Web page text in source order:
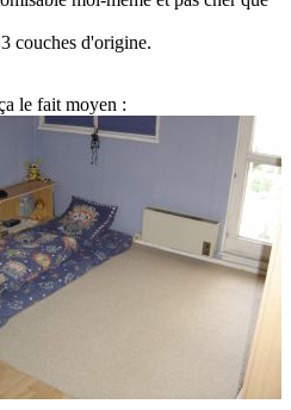
couches d'origine.
le fait moyen :